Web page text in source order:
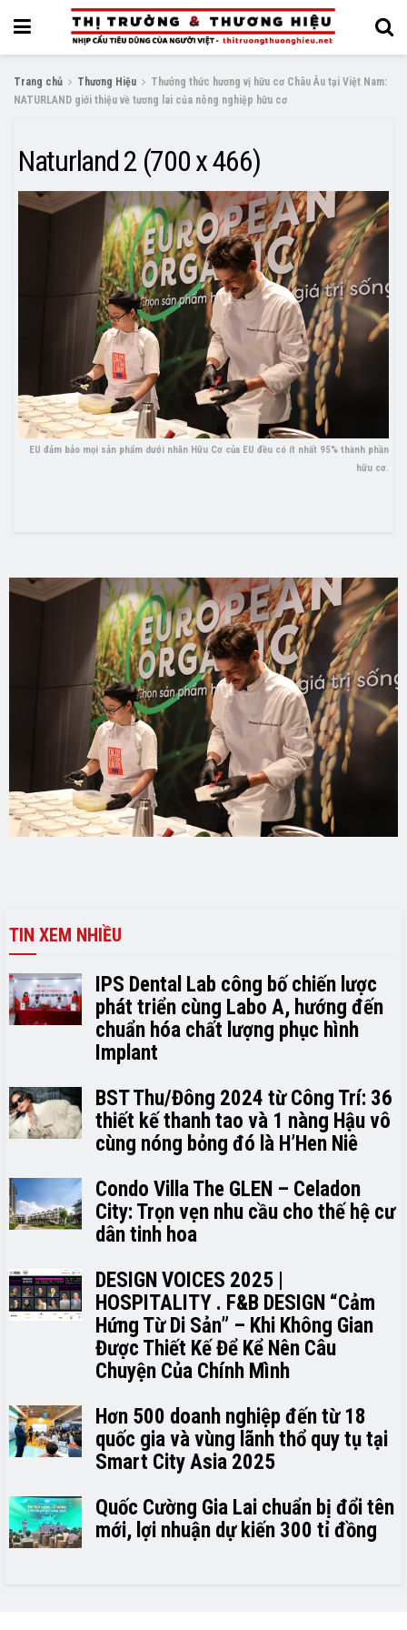
Trang chủ Thương Hiệu
Thưởng thức hương vị hữu cơ Châu Âu tại Việt Nam:
NATURLAND giới thiệu về tương lai của nông nghiệp hữu cơ
Naturland 2 (700 x 466)
EU đảm bảo mọi sản phẩm dưới nhãn Hữu Cơ của EU đều có ít nhất 95% thành phần
hữu cơ.
TIN XEM NHIỀU
IPS Dental Lab công bố chiến lược
phát triển cùng Labo A, hướng đến
chuẩn hóa chất lượng phục hình
Implant
BST Thu/Đông 2024 từ Công Trí: 36
thiết kế thanh tao và 1 nàng Hậu vô
cùng nóng bỏng đó là H’H­­­­en Niê
Condo Villa The GLEN – Celadon
City: Trọn vẹn nhu cầu cho thế hệ cư
dân tinh hoa
DESIGN VOICES 2025 |
HOSPITALITY . F&B DESIGN “Cảm
Hứng Từ Di Sản” – Khi Không Gian
Được Thiết Kế Để Kể Nên Câu
Chuyện Của Chính Mình
Hơn 500 doanh nghiệp đến từ 18
quốc gia và vùng lãnh thổ quy tụ tại
Smart City Asia 2025
Quốc Cường Gia Lai chuẩn bị đổi tên
mới, lợi nhuận dự kiến 300 tỉ đồng